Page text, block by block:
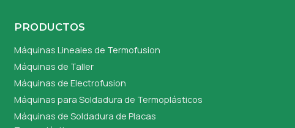
PRODUCTOS
Máquinas Lineales de Termofusion
Máquinas de Taller
Máquinas de Electrofusion
Máquinas para Soldadura de Termoplásticos
Máquinas de Soldadura de Placas